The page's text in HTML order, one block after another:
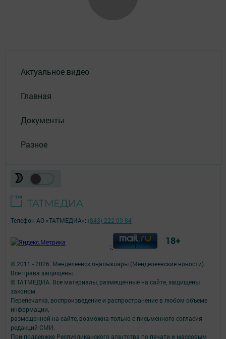
Актуальное видео
Главная
Документы
Разное
© 2011 - 2026. Менделеевск яӊалыклары (Менделеевские новости).
Все права защищены.
© ТАТМЕДИА. Все материалы, размещенные на сайте, защищены
законом.
Перепечатка, воспроизведение и распространение в любом объеме
информации,
размещенной на сайте, возможна только с письменного согласия
редакций СМИ.
При поддержке Республиканского агентства по печати и массовым
Телефон АО «ТАТМЕДИА»: (843) 222 09 84
; 18+